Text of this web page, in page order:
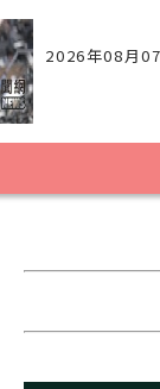
2026年08月